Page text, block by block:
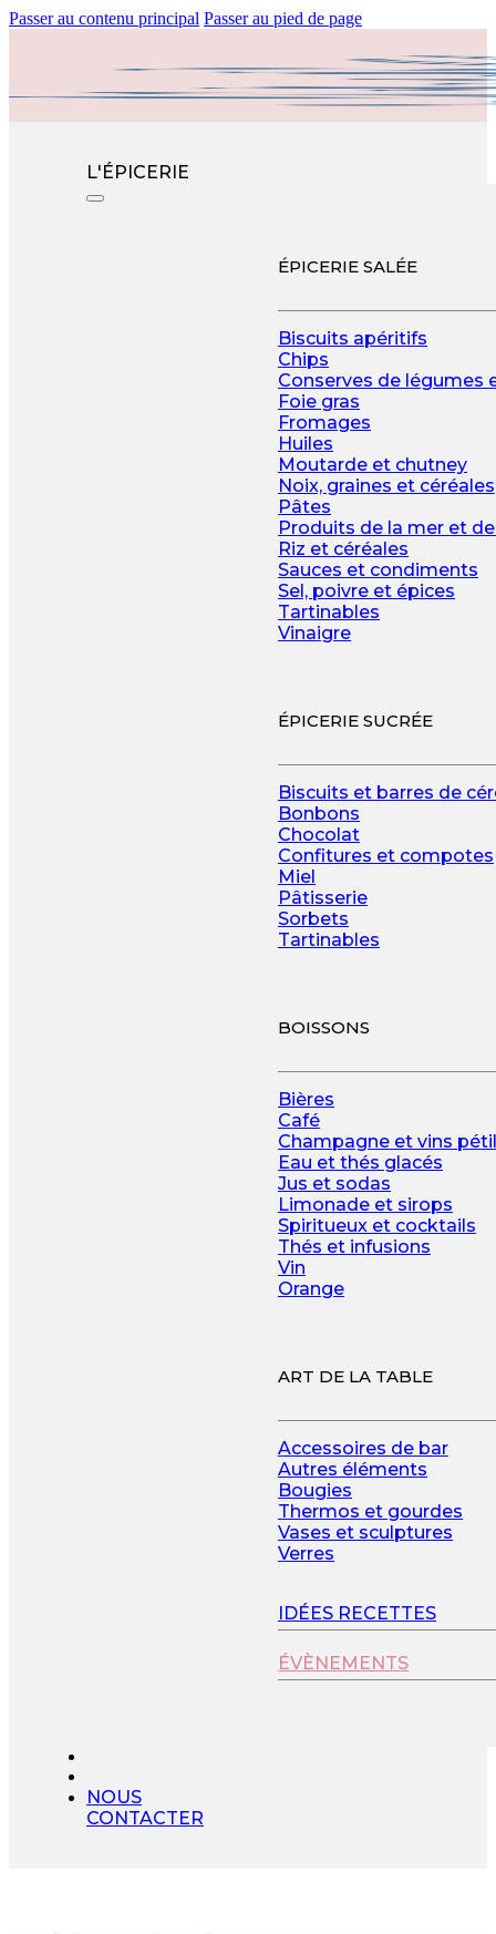
Passer au contenu principal Passer au pied de page
L'ÉPICERIE
ÉPICERIE SALÉE
Biscuits apéritifs
Chips
Conserves de légumes
Foie gras
Fromages
Huiles
Moutarde et chutney
Noix, graines et céréales
Pâtes
Produits de la mer et
Riz et céréales
Sauces et condiments
Sel, poivre et épices
Tartinables
Vinaigre
ÉPICERIE SUCRÉE
Biscuits et barres de
Bonbons
Chocolat
Confitures et compotes
Miel
Pâtisserie
Sorbets
Tartinables
BOISSONS
Bières
Café
Champagne et vins
Eau et thés glacés
Jus et sodas
Limonade et sirops
Spiritueux et cocktails
Thés et infusions
Vin
Orange
ART DE LA TABLE
Accessoires de bar
Autres éléments
Bougies
Thermos et gourdes
Vases et sculptures
Verres
IDÉES RECETTES
ÉVÈNEMENTS
NOUS
CONTACTER